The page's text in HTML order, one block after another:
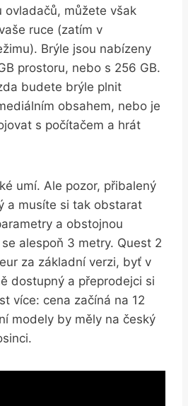
ovladačů, můžete však
ruce (zatím v
Brýle jsou nabízeny
prostoru, nebo s 256 GB.
budete brýle plnit
obsahem, nebo je
s počítačem a hrát
umí. Ale pozor, přibalený
a musíte si tak obstarat
a obstojnou
alespoň 3 metry. Quest 2
za základní verzi, byť v
dostupný a přeprodejci si
více: cena začíná na 12
modely by měly na český